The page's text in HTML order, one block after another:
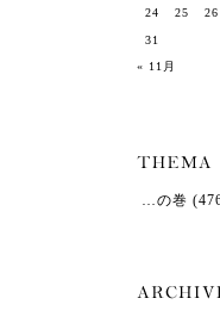
« 11月
24 25 26
31
…の巻